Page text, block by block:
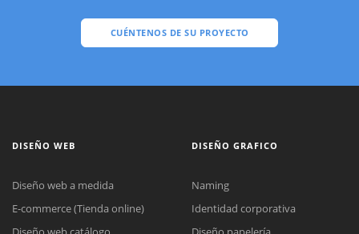
CUÉNTENOS DE SU PROYECTO
DISEÑO WEB
Diseño web a medida
E-commerce (Tienda online)
DISEÑO GRAFICO
Naming
Identidad corporativa